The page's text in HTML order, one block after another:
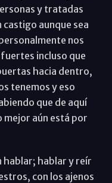
y tratadas
castigo aunque sea
nos
incluso que
hacia dentro,
tenemos y eso
que de aquí
mejor aún está por
hablar; hablar y reír
con los ajenos